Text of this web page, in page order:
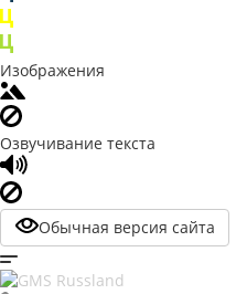
Изображения
Озвучивание текста
Обычная версия сайта